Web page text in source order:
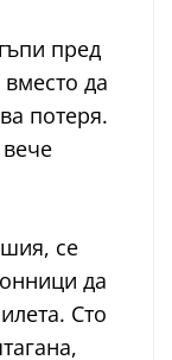
пред
да
потеря.
се
да
Сто